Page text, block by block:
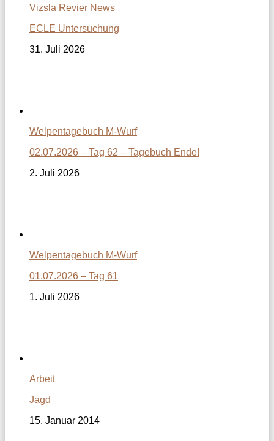
Vizsla Revier News
ECLE Untersuchung
31. Juli 2026
Welpentagebuch M-Wurf
02.07.2026 – Tag 62 – Tagebuch Ende!
2. Juli 2026
Welpentagebuch M-Wurf
01.07.2026 – Tag 61
1. Juli 2026
Arbeit
Jagd
15. Januar 2014